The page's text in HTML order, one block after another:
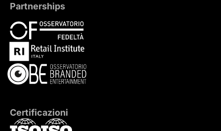
Partnerships
Certificazioni